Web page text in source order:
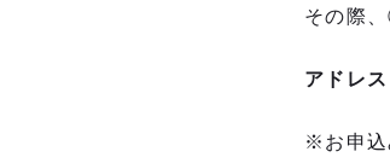
その際
アドレ
※お申込